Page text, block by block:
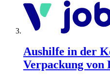
Aushilfe in der
Verpackung